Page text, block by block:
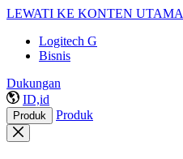
LEWATI KE KONTEN UTAMA
Logitech G
Bisnis
Dukungan
ID,id
Produk Produk